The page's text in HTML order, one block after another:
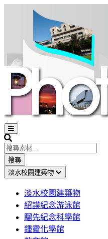
Open
sidebar
Search
搜尋
淡水校園建築物
淡水校園建築物
紹謨紀念游泳館
騮先紀念科學館
鍾靈化學館